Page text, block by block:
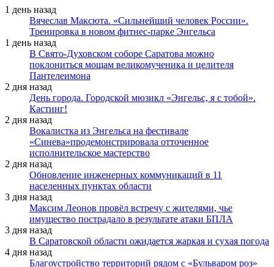
1 день назад
Вячеслав Максюта. «Сильнейший человек России».
Тренировка в новом фитнес-парке Энгельса
1 день назад
В Свято-Духовском соборе Саратова можно
поклониться мощам великомученика и целителя
Пантелеимона
2 дня назад
День города. Городской мюзикл «Энгельс, я с тобой».
Кастинг!
2 дня назад
Вокалистка из Энгельса на фестивале
«Синева»продемонстрировала отточенное
исполнительское мастерство
2 дня назад
Обновление инженерных коммуникаций в 11
населенных пунктах области
3 дня назад
Максим Леонов провёл встречу с жителями, чье
имущество пострадало в результате атаки БПЛА
3 дня назад
В Саратовской области ожидается жаркая и сухая погода
4 дня назад
Благоустройство территорий рядом с «Бульваром роз»